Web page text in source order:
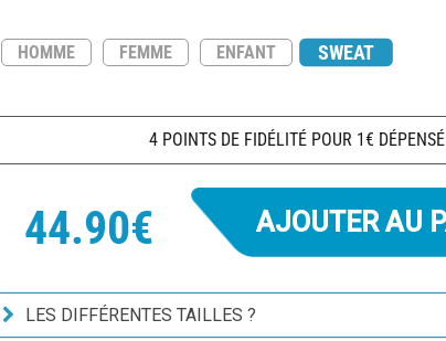
HOMME FEMME ENFANT SWEAT
4 POINTS DE FIDÉLITÉ POUR 1€ DÉPENSÉ
44.90€
LES DIFFÉRENTES TAILLES ?